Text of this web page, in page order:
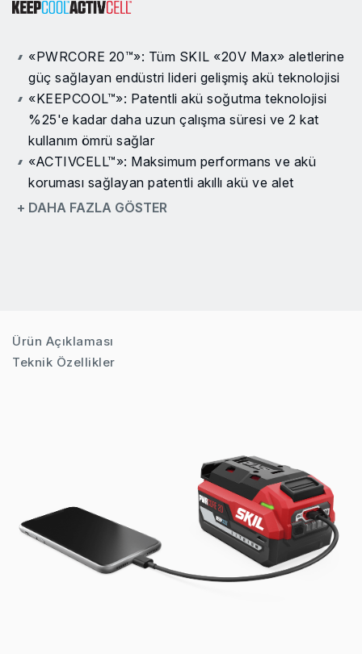
«PWRCORE 20™»: Tüm SKIL «20V Max» aletlerine
güç sağlayan endüstri lideri gelişmiş akü teknolojisi
«KEEPCOOL™»: Patentli akü soğutma teknolojisi
%25'e kadar daha uzun çalışma süresi ve 2 kat
kullanım ömrü sağlar
«ACTIVCELL™»: Maksimum performans ve akü
koruması sağlayan patentli akıllı akü ve alet
etkileşimi
veya 100% uyumlu mevcut «PWRCORE 20™» şarj
cihazlarından birini kullanın
Akü seviyesi göstergesi, akünün şarj seviyesini
rahatça anlaşılacak biçimde gösterir
+ DAHA FAZLA GÖSTER
Ürün Açıklaması
Teknik Özellikler